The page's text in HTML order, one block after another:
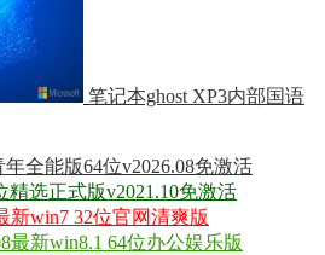
笔记本ghost XP3内部国语
全能版64位v2026.08免激活
精选正式版v2021.10免激活
新win7 32位官网清爽版
最新win8.1 64位办公娱乐版